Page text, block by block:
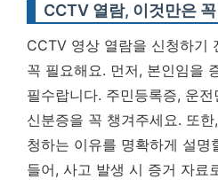
CCTV 열람, 이것만은
CCTV 영상 열람을 신청하기
꼭 필요해요. 먼저, 본인임을
필수랍니다. 주민등록증, 운
신분증을 꼭 챙겨주세요. 또
청하는 이유를 명확하게 설명
들어, 사고 발생 시 증거 자료